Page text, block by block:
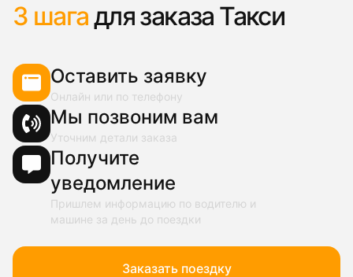
3 шагадля заказа Такси
Оставить заявку
Онлайн или по телефону
Мы позвоним вам
Уточним детали заказа
Получите
уведомление
Пришлем информацию по водителю и
машине за день до поездки
Заказать поездку